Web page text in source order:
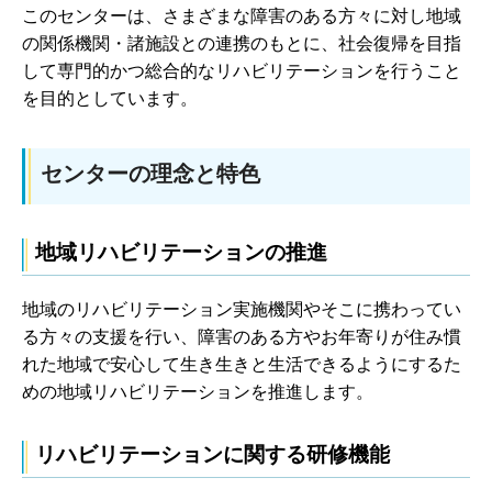
このセンターは、さまざまな障害のある方々に対し地域
の関係機関・諸施設との連携のもとに、社会復帰を目指
して専門的かつ総合的なリハビリテーションを行うこと
を目的としています。
センターの理念と特色
地域リハビリテーションの推進
地域のリハビリテーション実施機関やそこに携わってい
る方々の支援を行い、障害のある方やお年寄りが住み慣
れた地域で安心して生き生きと生活できるようにするた
めの地域リハビリテーションを推進します。
リハビリテーションに関する研修機能